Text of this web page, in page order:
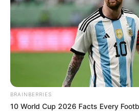
BRAINBERRIES
10 World Cup 2026 Facts Every